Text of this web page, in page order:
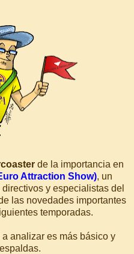
de la importancia en
Attraction Show), un
y especialistas del
las novedades importantes
temporadas.
analizar es más básico y